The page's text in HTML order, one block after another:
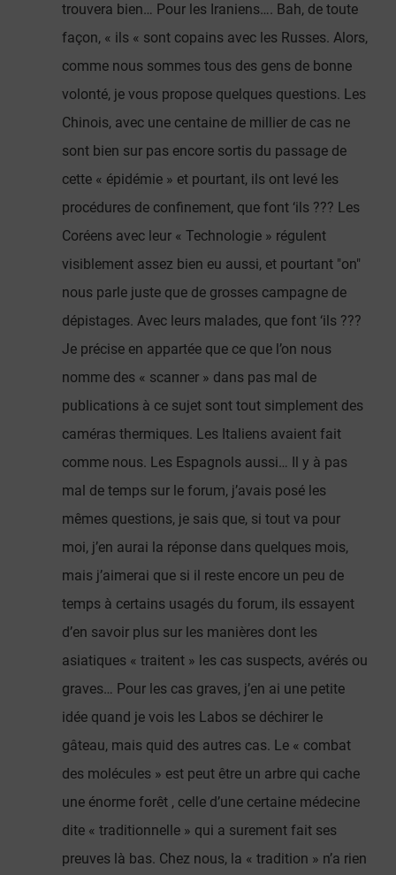
trouvera bien… Pour les Iraniens…. Bah, de toute
façon, « ils « sont copains avec les Russes. Alors,
comme nous sommes tous des gens de bonne
volonté, je vous propose quelques questions. Les
Chinois, avec une centaine de millier de cas ne
sont bien sur pas encore sortis du passage de
cette « épidémie » et pourtant, ils ont levé les
procédures de confinement, que font ‘ils ??? Les
Coréens avec leur « Technologie » régulent
visiblement assez bien eu aussi, et pourtant "on"
nous parle juste que de grosses campagne de
dépistages. Avec leurs malades, que font ‘ils ???
Je précise en appartée que ce que l’on nous
nomme des « scanner » dans pas mal de
publications à ce sujet sont tout simplement des
caméras thermiques. Les Italiens avaient fait
comme nous. Les Espagnols aussi… Il y à pas
mal de temps sur le forum, j’avais posé les
mêmes questions, je sais que, si tout va pour
moi, j’en aurai la réponse dans quelques mois,
mais j’aimerai que si il reste encore un peu de
temps à certains usagés du forum, ils essayent
d’en savoir plus sur les manières dont les
asiatiques « traitent » les cas suspects, avérés ou
graves… Pour les cas graves, j’en ai une petite
idée quand je vois les Labos se déchirer le
gâteau, mais quid des autres cas. Le « combat
des molécules » est peut être un arbre qui cache
une énorme forêt , celle d’une certaine médecine
dite « traditionnelle » qui a surement fait ses
preuves là bas. Chez nous, la « tradition » n’a rien